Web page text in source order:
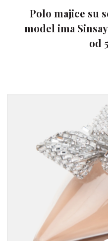
Polo majice su
model ima
od